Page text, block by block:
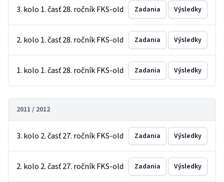
3. kolo 1. časť 28. ročník FKS-old Zadania Výsledky
2. kolo 1. časť 28. ročník FKS-old Zadania Výsledky
1. kolo 1. časť 28. ročník FKS-old Zadania Výsledky
2011 / 2012
3. kolo 2. časť 27. ročník FKS-old Zadania Výsledky
2. kolo 2. časť 27. ročník FKS-old Zadania Výsledky